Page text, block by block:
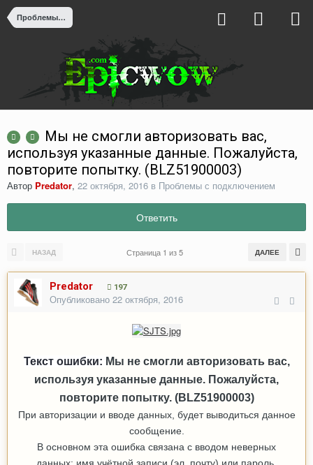
Проблемы с подключением
Мы не смогли авторизовать вас,
используя указанные данные. Пожалуйста,
повторите попытку. (BLZ51900003)
Автор Predator, 22 октября, 2016 в Проблемы с подключением
Ответить
НАЗАД ДАЛЕЕ
Страница 1 из 5
Predator 197
Опубликовано 22 октября, 2016
Текст ошибки: Мы не смогли авторизовать вас,
используя указанные данные. Пожалуйста,
повторите попытку. (BLZ51900003)
При авторизации и вводе данных, будет выводиться данное
сообщение.
В основном эта ошибка связана с вводом неверных
данных: имя учётной записи (эл. почту) или пароль.